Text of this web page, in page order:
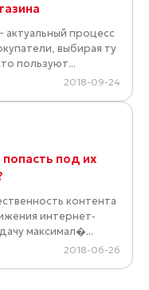
процесс
выбирая ту
пользуют...
2018-09-24
под их
контента
интернет-
максимал�...
2018-06-26